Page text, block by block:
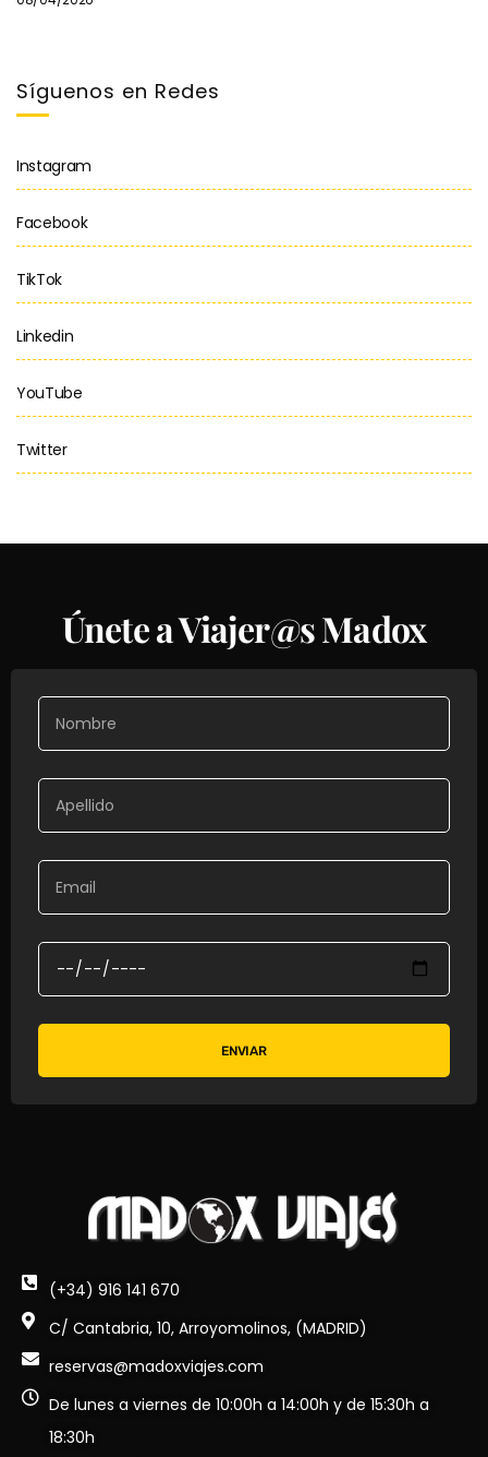
Síguenos en Redes
Instagram
Facebook
TikTok
Linkedin
YouTube
Twitter
Únete a Viajer@s Madox
ENVIAR
(+34) 916 141 670
C/ Cantabria, 10, Arroyomolinos, (MADRID)
reservas@madoxviajes.com
De lunes a viernes de 10:00h a 14:00h y de 15:30h a
18:30h